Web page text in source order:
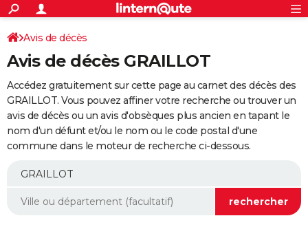
ACTUALITÉS
Politique
Société
Faits Divers
Education
Monde
Villes
+
SPORT
Coupe du monde 2026
Football
Tennis
Cyclisme
Rugby
Forum
Programme TV
TNT
Streaming
Cinéma
Sorties cinéma
Musique
+
FINANCE
Retraite
Epargne
Immobilier
Risques naturels par ville
Banque
Assurance
AUTO
Essais
Réserver un essai
Citadines
Berlines
SUV
Forum auto
+
Mobiles
Meilleur smartphone
Internet
Ordinateurs
Jeux vidéo
Guide high-tech
Aménagement intérieur
Avis de décès
Avis de décès GRAILLOT
Accédez gratuitement sur cette page au carnet des décès des
GRAILLOT. Vous pouvez affiner votre recherche ou trouver un
avis de décès ou un avis d'obsèques plus ancien en tapant le
nom d'un défunt et/ou le nom ou le code postal d'une
commune dans le moteur de recherche ci-dessous.